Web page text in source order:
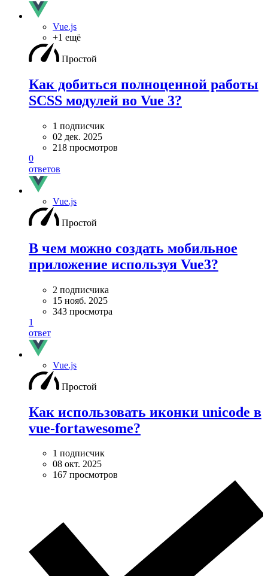
Vue.js
+1 ещё
Простой
Как добиться полноценной работы
SCSS модулей во Vue 3?
1 подписчик
02 дек. 2025
218 просмотров
0
ответов
Vue.js
Простой
В чем можно создать мобильное
приложение используя Vue3?
2 подписчика
15 нояб. 2025
343 просмотра
1
ответ
Vue.js
Простой
Как использовать иконки unicode в
vue-fortawesome?
1 подписчик
08 окт. 2025
167 просмотров